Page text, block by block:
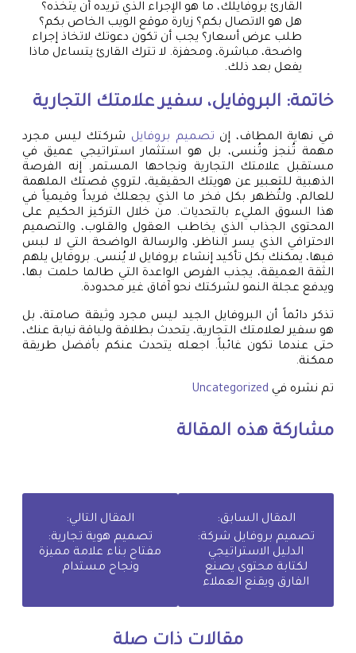
القارئ بروفايلك، ما هو الإجراء الذي تريده أن يتخذه؟
هل هو الاتصال بكم؟ زيارة موقع الويب الخاص بكم؟
طلب عرض أسعار؟ يجب أن تكون دعوتك لاتخاذ إجراء
واضحة، مباشرة، ومحفزة. لا تترك القارئ يتساءل ماذا
يفعل بعد ذلك.
خاتمة: البروفايل، سفير علامتك التجارية
في نهاية المطاف، إن تصميم بروفايل شركتك ليس مجرد
مهمة تُنجز وتُنسى، بل هو استثمار استراتيجي عميق في
مستقبل علامتك التجارية ونجاحها المستمر. إنه الفرصة
الذهبية للتعبير عن هويتك الحقيقية، لتروي قصتك الملهمة
للعالم، ولتُظهر بكل فخر ما الذي يجعلك فريداً وقيمياً في
هذا السوق المليء بالتحديات. من خلال التركيز الحكيم على
المحتوى الجذاب الذي يخاطب العقول والقلوب، والتصميم
الاحترافي الذي يسر الناظر، والرسالة الواضحة التي لا لبس
فيها، يمكنك بكل تأكيد إنشاء بروفايل لا يُنسى. بروفايل يلهم
الثقة العميقة، يجذب الفرص الواعدة التي طالما حلمت بها،
ويدفع عجلة النمو لشركتك نحو آفاق غير محدودة.
تذكر دائماً أن البروفايل الجيد ليس مجرد وثيقة صامتة، بل
هو سفير لعلامتك التجارية، يتحدث بطلاقة ولباقة نيابة عنك،
حتى عندما تكون غائباً. اجعله يتحدث عنكم بأفضل طريقة
ممكنة.
تم نشره في Uncategorized
مشاركة هذه المقالة
المقال السابق:
تصميم بروفايل شركة:
الدليل الاستراتيجي
لكتابة محتوى يصنع
الفارق ويقنع العملاء
المقال التالي:
تصميم هوية تجارية:
مفتاح بناء علامة مميزة
ونجاح مستدام
مقالات ذات صلة